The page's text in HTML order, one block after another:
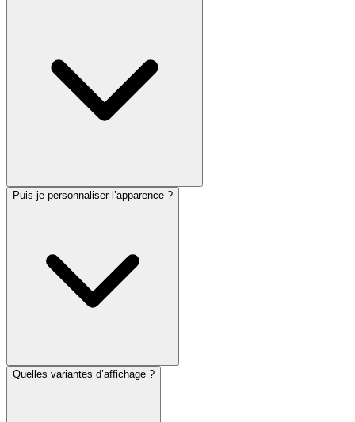
Puis-je personnaliser l’apparence ?
Quelles variantes d’affichage ?